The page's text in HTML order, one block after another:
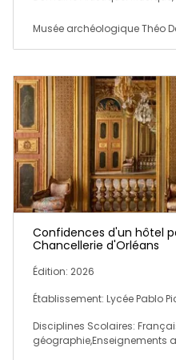
Musée archéologique Théo
Confidences d'un hôtel
Chancellerie d'Orléans
Édition: 2026
Établissement: Lycée Pablo
Disciplines Scolaires:
géographie,Enseignements